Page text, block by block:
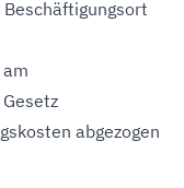
abgezogen